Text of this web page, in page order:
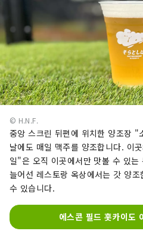
© H.N.F.
중앙 스크린 뒤편에 위치한 양조장
날에도 매일 맥주를 양조합니다. 이
일"은 오직 이곳에서만 맛볼 수 있
늘어선 레스토랑 옥상에서는 갓 양
수 있습니다.
에스콘 필드 홋카이도